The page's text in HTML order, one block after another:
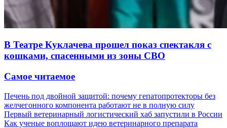
В Театре Куклачева прошел показ спектакля с
кошками, спасенными из зоны СВО
Самое читаемое
Печень под двойной защитой: почему гепатопротекторы без
желчегонного компонента работают не в полную силу
Первый ветеринарный логистический хаб запустили в России
Как ученые воплощают идею ветеринарного препарата